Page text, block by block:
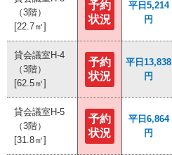
（3階）
[22.7㎡]
予約
状況
平日5,214
円
貸会議室H-4
（3階）
[62.5㎡]
予約
状況
平日13,838
円
貸会議室H-5
（3階）
[31.8㎡]
予約
状況
平日6,864
円
（3階）
[22.7㎡]
予約
状況
平日5,214
円
貸会議室H-4
（3階）
[62.5㎡]
予約
状況
平日13,838
円
貸会議室H-5
（3階）
[31.8㎡]
予約
状況
平日6,864
円